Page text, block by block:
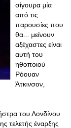
σίγουρα μία
από τις
παρουσίες που
θα... μείνουν
αξέχαστες είναι
αυτή του
ηθοποιού
Ρόουαν
Άτκινσον,
του Λονδίνου
τελετής έναρξης